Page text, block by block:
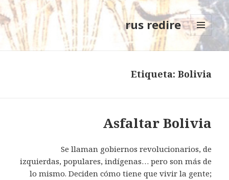
rus redire
MENÚ
Y
Etiqueta: Bolivia
Asfaltar Bolivia
Se llaman gobiernos revolucionarios, de
izquierdas, populares, indígenas… pero son más de
lo mismo. Deciden cómo tiene que vivir la gente;